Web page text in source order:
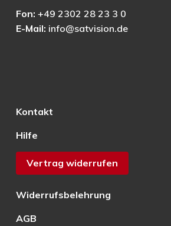
Fon: +49 2302 28 23 3 0
E-Mail: info@satvision.de
Kontakt
Hilfe
Vertrag widerrufen
Widerrufsbelehrung
AGB